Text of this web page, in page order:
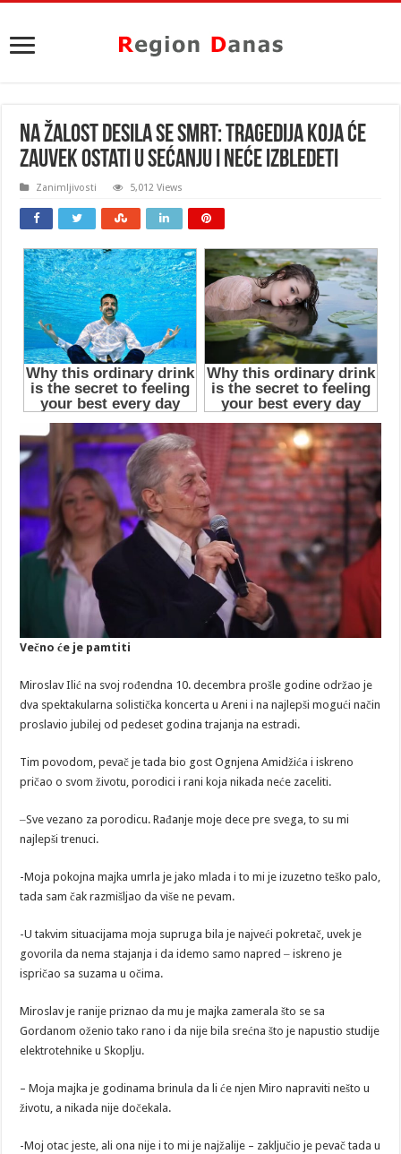
NA ŽALOST DESILA SE SMRT: Tragedija koja će
zauvek ostati u sećanju i neće izbledeti
Zanimljivosti 5,012 Views
Večno će je pamtiti
Miroslav Ilić na svoj rođendna 10. decembra prošle godine održao je
dva spektakularna solistička koncerta u Areni i na najlepši mogući način
proslavio jubilej od pedeset godina trajanja na estradi.
Tim povodom, pevač je tada bio gost Ognjena Amidžića i iskreno
pričao o svom životu, porodici i rani koja nikada neće zaceliti.
‒Sve vezano za porodicu. Rađanje moje dece pre svega, to su mi
najlepši trenuci.
-Moja pokojna majka umrla je jako mlada i to mi je izuzetno teško palo,
tada sam čak razmišljao da više ne pevam.
-U takvim situacijama moja supruga bila je najveći pokretač, uvek je
govorila da nema stajanja i da idemo samo napred ‒ iskreno je
ispričao sa suzama u očima.
Miroslav je ranije priznao da mu je majka zamerala što se sa
Gordanom oženio tako rano i da nije bila srećna što je napustio studije
elektrotehnike u Skoplju.
– Moja majka je godinama brinula da li će njen Miro napraviti nešto u
životu, a nikada nije dočekala.
-Moj otac jeste, ali ona nije i to mi je najžalije – zaključio je pevač tada u